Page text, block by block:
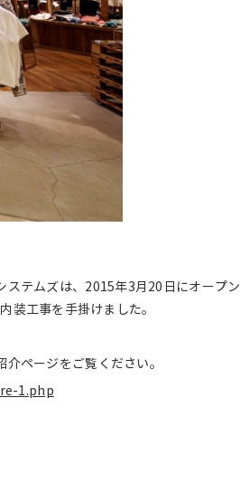
ステムズは、2015年3月20日にオープン
装工事を手掛けました。
ページをご覧ください。
1.php